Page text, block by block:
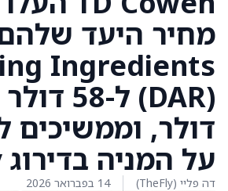
מחיר היעד
Ingredients
דולר, וממשיכים
על המניה בדירוג Buy
דה פליי (TheFly) 14 בפברואר 2026